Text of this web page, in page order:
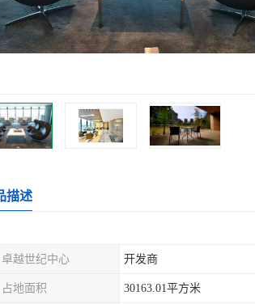
描述
卓越世纪中心 开发商
占地面积 30163.01平方米